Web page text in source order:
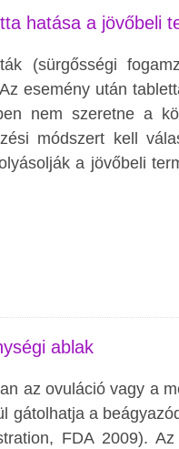
hatása a jövőbeli
(sürgősségi
esemény után
nem szeretne a
módszert kell
a jövőbeli
ablak
az ovuláció vagy a
gátolhatja a
FDA 2009).